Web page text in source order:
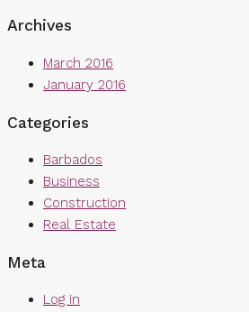
Archives
March 2016
January 2016
Categories
Barbados
Business
Construction
Real Estate
Meta
Log in